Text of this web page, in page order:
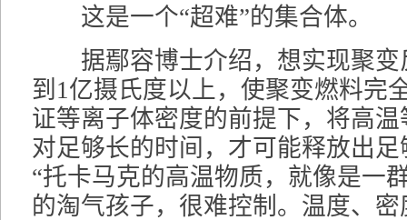
这是一个“超难”的集合体。
据鄢容博士介绍，想实现聚变
到1亿摄氏度以上，使聚变燃料完
证等离子体密度的前提下，将高
对足够长的时间，才可能释放出
“托卡马克的高温物质，就像是一
的淘气孩子，很难控制。温度、